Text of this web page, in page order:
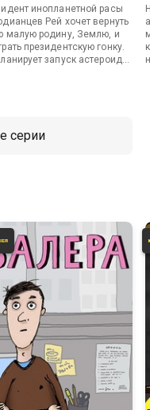
инопланетной расы
Рей хочет вернуть
малую родину, Землю, и
президентскую гонку.
запуск астероида,
им придется сыграть в
серии